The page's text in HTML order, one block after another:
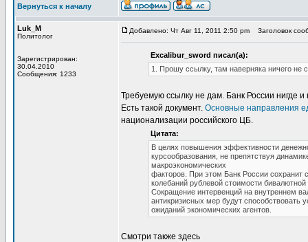
Вернуться к началу
Luk_M
Политолог
Зарегистрирован:
30.04.2010
Сообщения: 1233
Добавлено: Чт Авг 11, 2011 2:50 pm Заголовок
Excalibur_sword писал(а):
1. Прошу ссылку, там наверняка ничего не
Требуемую ссылку не дам. Банк России нигде
Есть такой документ. Основные направления
национализации российского ЦБ.
Цитата:
В целях повышения эффективности
курсообразования, не препятствуя
макроэкономических
факторов. При этом Банк России сохранит
колебаний рублевой стоимости бивалютной
Сокращение интервенций на внутреннем
антикризисных мер будут
ожиданий экономических агентов.
Смотри также здесь